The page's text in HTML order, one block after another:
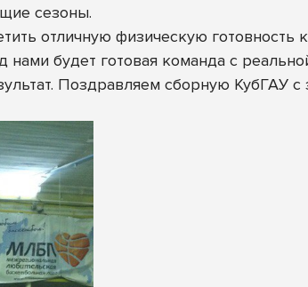
сезоны.
отличную физическую готовность
нами будет готовая команда с
Поздравляем сборную КубГАУ